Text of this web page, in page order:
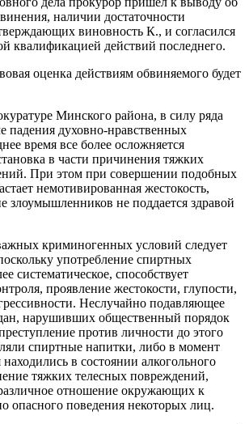
наличии достаточности
виновность К., и согласился
квалификацией действий последнего.
оценка действиям обвиняемого будет
Минского района, в силу ряда
падения духовно-нравственных
время все более осложняется
в части причинения тяжких
При этом при совершении подобных
немотивированная жестокость,
злоумышленников не поддается здравой
криминогенных условий следует
употребление спиртных
систематическое, способствует
проявление жестокости, глупости,
Неслучайно подавляющее
нарушивших общественный порядок
против личности до этого
спиртные напитки, либо в момент
в состоянии алкогольного
тяжких телесных повреждений,
отношение окружающих к
опасного поведения некоторых лиц.